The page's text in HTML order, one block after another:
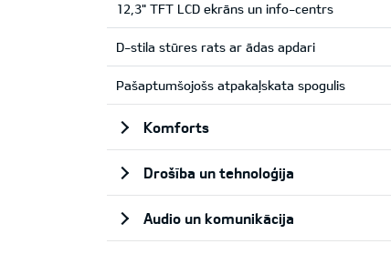
12,3" TFT LCD ekrāns un info-centrs
D-stila stūres rats ar ādas apdari
Pašaptumšojošs atpakaļskata spogulis
Komforts
Drošība un tehnoloģija
Audio un komunikācija